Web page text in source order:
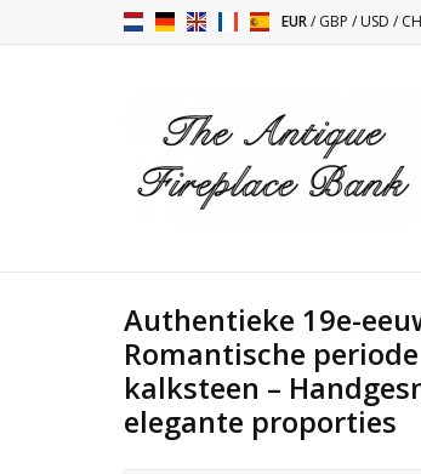
EUR/GBP /USD /
Authentieke 19e-
Romantische
kalksteen –
elegante proporties